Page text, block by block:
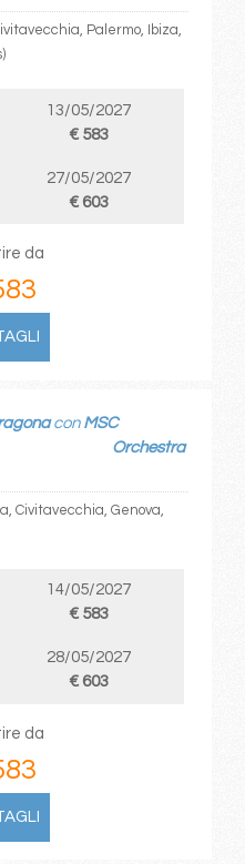
Palermo, Ibiza,
13/05/2027
€ 583
27/05/2027
€ 603
da
con MSC
Orchestra
Civitavecchia, Genova,
14/05/2027
€ 583
28/05/2027
€ 603
da